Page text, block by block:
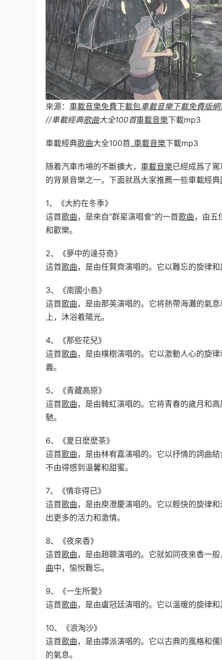
來源： 車載音樂免費下載包車載音樂下載免費版網
//車載經典歌曲大全100首車載音樂下載mp3
車載經典歌曲大全100首_ 車載音樂下載mp3
随着汽車市場的不斷擴大， 車載音樂已經成爲了
的背景音樂之一。下面就爲大家推薦一些車載經典
1、《大約在冬季》
這首歌曲，是來自“群星演唱會”的一首歌曲，由五
和歡樂。
2、《夢中的達芬奇》
這首歌曲，是由任賢齊演唱的。它以難忘的旋律
3、《南國小島》
這首歌曲，是由那英演唱的。它将熱帶海灘的氣
上，沐浴着陽光。
4、《那些花兒》
這首歌曲，是由樸樹演唱的。它以激動人心的旋
義。
5、《青藏高原》
這首歌曲，是由韓紅演唱的。它将青春的歲月和
馳。
6、《夏日麽麽茶》
這首歌曲，是由林宥嘉演唱的。它以抒情的詞曲
不由得感到溫馨和甜蜜。
7、《情非得已》
這首歌曲，是由庾澄慶演唱的。它以輕快的旋律
出更多的活力和激情。
8、《夜來香》
這首歌曲，是由趙聰演唱的。它就如同夜來香一
曲中，愉悅難忘。
9、《一生所愛》
這首歌曲，是由盧冠廷演唱的。它以溫暖的旋律
10、《浪淘沙》
這首歌曲，是由譚派演唱的。它以古典的風格和
的氣息。